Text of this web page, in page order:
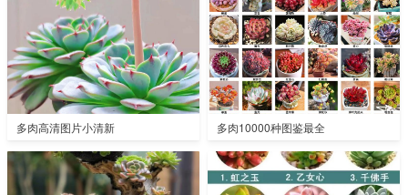
多肉高清图片小清新 多肉10000种图鉴最全